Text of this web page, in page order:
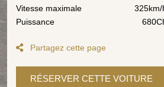
Vitesse maximale
325km/
Puissance
Partagez cette page